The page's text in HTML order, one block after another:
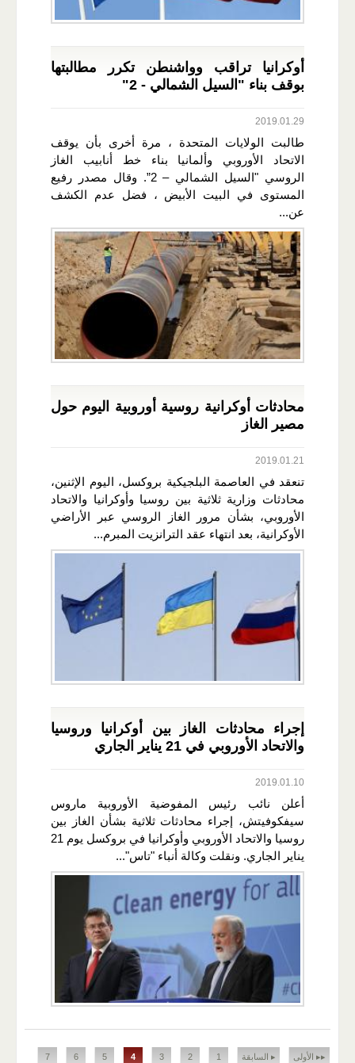
أوكرانيا تراقب وواشنطن تكرر مطالبتها
بوقف بناء "السيل الشمالي - 2"
2019.01.29
طالبت الولايات المتحدة ، مرة أخرى بأن يوقف
الاتحاد الأوروبي وألمانيا بناء خط أنابيب الغاز
الروسي "السيل الشمالي – 2”. وقال مصدر رفيع
المستوى في البيت الأبيض ، فضل عدم الكشف
عن...
محادثات أوكرانية روسية أوروبية اليوم حول
مصير الغاز
2019.01.21
تنعقد في العاصمة البلجيكية بروكسل، اليوم الإثنين،
محادثات وزارية ثلاثية بين روسيا وأوكرانيا والاتحاد
الأوروبي، بشأن مرور الغاز الروسي عبر الأراضي
الأوكرانية، بعد انتهاء عقد الترانزيت المبرم...
إجراء محادثات الغاز بين أوكرانيا وروسيا
والاتحاد الأوروبي في 21 يناير الجاري
2019.01.10
أعلن نائب رئيس المفوضية الأوروبية ماروس
سيفكوفيتش، إجراء محادثات ثلاثية بشأن الغاز بين
روسيا والاتحاد الأوروبي وأوكرانيا في بروكسل يوم 21
يناير الجاري. ونقلت وكالة أنباء "تاس"...
الصفحات
▸▸ الأولى ▸ السابقة 1
2
3
4
5
6
7